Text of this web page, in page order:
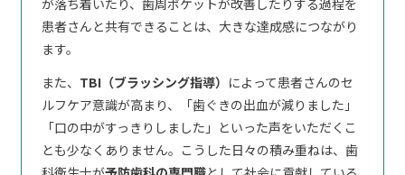
患者さんと共有できることは、大きな達成感につながり
ます。
また、 TBI（ブラッシング指導） によって患者さんのセ
ルフケア意識が高まり、「歯ぐきの出血が減りました」
「口の中がすっきりしました」といった声をいただくこ
とも少なくありません。こうした日々の積み重ねは、歯